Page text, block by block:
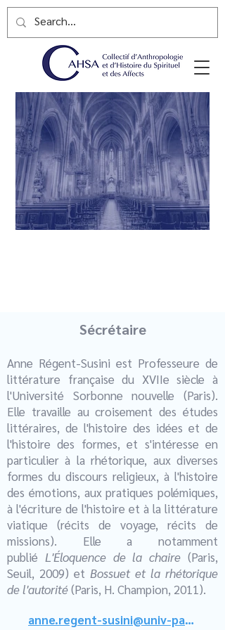
Sécrétaire
Anne Régent-Susini est Professeure de
littérature française du XVIIe siècle à
l'Université Sorbonne nouvelle (Paris).
Elle travaille au croisement des études
littéraires, de l'histoire des idées et de
l'histoire des formes, et s'intéresse en
particulier à la rhétorique, aux diverses
formes du discours religieux, à l'histoire
des émotions, aux pratiques polémiques,
à l'écriture de l'histoire et à la littérature
viatique (récits de voyage, récits de
missions). Elle a notamment
publié L'Éloquence de la chaire (Paris,
Seuil, 2009) et Bossuet et la rhétorique
de l'autorité(Paris, H. Champion, 2011).
anne.regent-susini@univ-paris3.fr